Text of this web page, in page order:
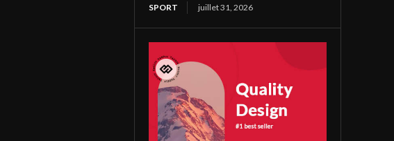
SPORT juillet 31, 2026